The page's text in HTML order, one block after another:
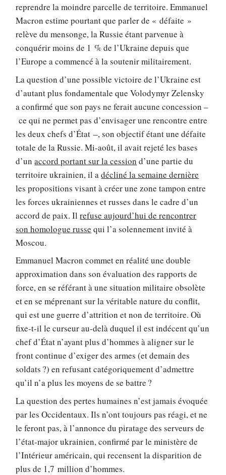
reprendre la moindre parcelle de territoire. Emmanuel
Macron estime pourtant que parler de « défaite »
relève du mensonge, la Russie étant parvenue à
conquérir moins de 1 % de l’Ukraine depuis que
l’Europe a commencé à la soutenir militairement.
La question d’une possible victoire de l’Ukraine est
d’autant plus fondamentale que Volodymyr Zelensky
a confirmé que son pays ne ferait aucune concession –
ce qui ne permet pas d’envisager une rencontre entre
les deux chefs d’État –, son objectif étant une défaite
totale de la Russie. Mi-août, il avait rejeté les bases
d’unaccord portant sur la cession d’une partie du
territoire ukrainien, il adécliné la semaine dernière
les propositions visant à créer une zone tampon entre
les forces ukrainiennes et russes dans le cadre d’un
accord de paix. Ilrefuse aujourd’hui de rencontrer
son homologue russe qui l’a solennement invité à
Moscou.
Emmanuel Macron commet en réalité une double
approximation dans son évaluation des rapports de
force, en se référant à une situation militaire obsolète
et en se méprenant sur la véritable nature du conflit,
qui est une guerre d’attrition et non de territoire. Où
fixe-t-il le curseur au-delà duquel il est indécent qu’un
chef d’État n’ayant plus d’hommes à aligner sur le
front continue d’exiger des armes (et demain des
soldats ?) en refusant catégoriquement d’admettre
qu’il n’a plus les moyens de se battre ?
La question des pertes humaines n’est jamais évoquée
par les Occidentaux. Ils n’ont toujours pas réagi, et ne
le feront pas, à l’annonce du piratage des serveurs de
l’état-major ukrainien, confirmé par le ministère de
l’Intérieur américain, qui recensent la disparition de
plus de 1,7 million d’hommes.